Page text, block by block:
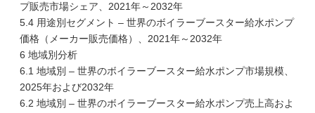
プ販売市場シェア、2021年～2032年
5.4 用途別セグメント – 世界のボイラーブースター給水ポンプ
価格（メーカー販売価格）、2021年～2032年
6 地域別分析
6.1 地域別 – 世界のボイラーブースター給水ポンプ市場規模、
2025年および2032年
6.2 地域別 – 世界のボイラーブースター給水ポンプ売上高およ